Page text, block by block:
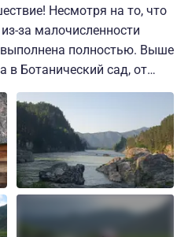
Несмотря на то, что
за малочисленности
полностью. Выше
в Ботанический сад, от
отклик -
фотозон, даже к
не только о растениях -
но и о традициях
художников, в т.ч.
другой группой посетила
водопад - здесь не
сил для полного